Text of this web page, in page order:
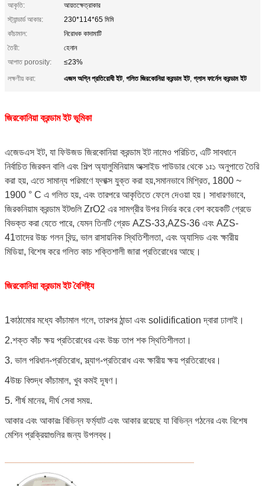
আকৃতি:
আয়তক্ষেত্রাকার
স্ট্যান্ডার্ড আকার:
230*114*65 মিমি
কাঁচামাল:
নিরোধক কাদামাটি
তৈরী:
হেনান
আপাত porosity:
≤23%
লক্ষণীয় করা:
এজস অগ্নি প্রতিরোধী ইট, গলিত জিরকোনিয়া করন্ডাম ইট, গ্লাস ফার্নেস করন্ডাম ইট
জিরকোনিয়া করন্ডাম ইট ভূমিকা
এজেডএস ইট, যা ফিউজড জিরকোনিয়া করন্ডাম ইট নামেও পরিচিত, এটি সাবধানে
নির্বাচিত জিরকন বালি এবং শিল্প অ্যালুমিনিয়াম অক্সাইড পাউডার থেকে ১ঃ১ অনুপাতে তৈরি
করা হয়, এতে সামান্য পরিমাণে ফ্লাক্স যুক্ত করা হয়,সমানভাবে মিশ্রিত, 1800 ~
1900 ° C এ গলিত হয়, এবং তারপরে আকৃতিতে ফেলে দেওয়া হয়। সাধারণভাবে,
জিরকনিয়াম করন্ডাম ইটগুলি ZrO2 এর সামগ্রীর উপর নির্ভর করে বেশ কয়েকটি গ্রেডে
বিভক্ত করা যেতে পারে, যেমন তিনটি গ্রেড AZS-33,AZS-36 এবং AZS-
41তাদের উচ্চ গলন বিন্দু, ভাল রাসায়নিক স্থিতিশীলতা, এবং অ্যাসিড এবং ক্ষারীয়
মিডিয়া, বিশেষ করে গলিত কাচ শক্তিশালী জারা প্রতিরোধের আছে।
জিরকোনিয়া করন্ডাম ইট বৈশিষ্ট্য
1কাঠামোর মধ্যে কাঁচামাল গলে, তারপর ঠান্ডা এবং solidification দ্বারা ঢালাই।
2.শক্ত কাঁচ ক্ষয় প্রতিরোধের এবং উচ্চ তাপ শক স্থিতিশীলতা।
3. ভাল পরিধান-প্রতিরোধ, স্ল্যাগ-প্রতিরোধ এবং ক্ষারীয় ক্ষয় প্রতিরোধের।
4উচ্চ বিশুদ্ধ কাঁচামাল, খুব কমই দূষণ।
5. শীর্ষ মানের, দীর্ঘ সেবা সময়.
আকার এবং আকারঃ বিভিন্ন ফর্ম্যাট এবং আকার রয়েছে যা বিভিন্ন গঠনের এবং বিশেষ
মেশিন প্রক্রিয়াগুলির জন্য উপলব্ধ।